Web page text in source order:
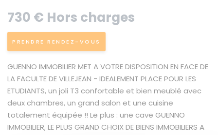
730 € Hors charges
PRENDRE RENDEZ-VOUS
GUENNO IMMOBILIER MET A VOTRE DISPOSITION EN FACE DE
LA FACULTE DE VILLEJEAN - IDEALEMENT PLACE POUR LES
ETUDIANTS, un joli T3 confortable et bien meublé avec
deux chambres, un grand salon et une cuisine
totalement équipée !! Le plus : une cave GUENNO
IMMOBILIER, LE PLUS GRAND CHOIX DE BIENS IMMOBILIERS A